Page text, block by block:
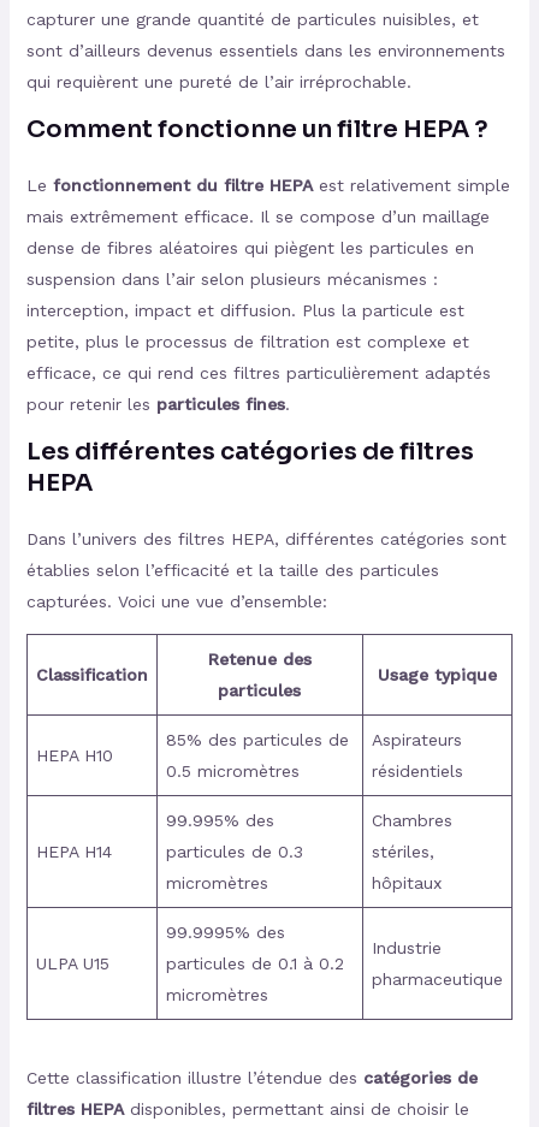
capturer une grande quantité de particules nuisibles, et
sont d’ailleurs devenus essentiels dans les environnements
qui requièrent une pureté de l’air irréprochable.
Comment fonctionne un filtre HEPA ?
Le fonctionnement du filtre HEPAest relativement simple
mais extrêmement efficace. Il se compose d’un maillage
dense de fibres aléatoires qui piègent les particules en
suspension dans l’air selon plusieurs mécanismes :
interception, impact et diffusion. Plus la particule est
petite, plus le processus de filtration est complexe et
efficace, ce qui rend ces filtres particulièrement adaptés
pour retenir les particules fines.
Les différentes catégories de filtres
HEPA
Dans l’univers des filtres HEPA, différentes catégories sont
établies selon l’efficacité et la taille des particules
capturées. Voici une vue d’ensemble:
Classification
Retenue des
particules
Usage typique
HEPA H10
85% des particules de
0.5 micromètres
Aspirateurs
résidentiels
HEPA H14
99.995% des
particules de 0.3
micromètres
Chambres
stériles,
hôpitaux
ULPA U15
99.9995% des
particules de 0.1 à 0.2
micromètres
Industrie
pharmaceutique
Cette classification illustre l’étendue des catégories de
filtres HEPAdisponibles, permettant ainsi de choisir le